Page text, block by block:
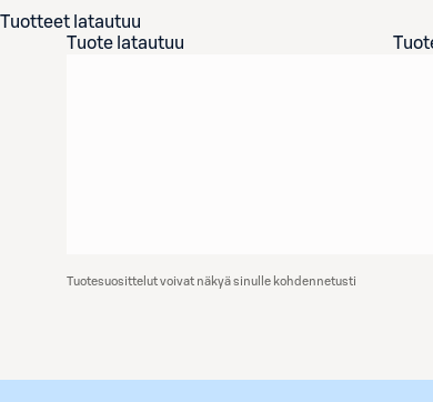
Tuotteet latautuu
Tuote latautuu
Tuotesuosittelut voivat näkyä sinulle kohdennetusti